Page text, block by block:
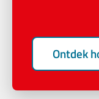
Ontdek